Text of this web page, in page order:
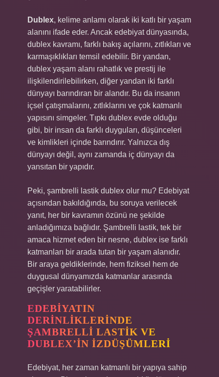
Dublex, kelime anlamı olarak iki katlı bir yaşam
alanını ifade eder. Ancak edebiyat dünyasında,
dublex kavramı, farklı bakış açılarını, zıtlıkları ve
karmaşıklıkları temsil edebilir. Bir yandan,
dublex yaşam alanı rahatlık ve prestij ile
ilişkilendirilebilirken, diğer yandan iki farklı
dünyayı barındıran bir alandır. Bu da insanın
içsel çatışmalarını, zıtlıklarını ve çok katmanlı
yapısını simgeler. Tıpkı dublex evde olduğu
gibi, bir insan da farklı duyguları, düşünceleri
ve kimlikleri içinde barındırır. Yalnızca dış
dünyayı değil, aynı zamanda iç dünyayı da
yansıtan bir yapıdır.
Peki, şambrelli lastik dublex olur mu? Edebiyat
açısından bakıldığında, bu soruya verilecek
yanıt, her bir kavramın özünü ne şekilde
anladığımıza bağlıdır. Şambrelli lastik, tek bir
amaca hizmet eden bir nesne, dublex ise farklı
katmanları bir arada tutan bir yaşam alanıdır.
Bir araya geldiklerinde, hem fiziksel hem de
duygusal dünyamızda katmanlar arasında
geçişler yaratabilirler.
EDEBIYATIN
DERINLIKLERINDE
ŞAMBRELLI LASTIK VE
DUBLEX’IN İZDÜŞÜMLERI
Edebiyat, her zaman katmanlı bir yapıya sahip